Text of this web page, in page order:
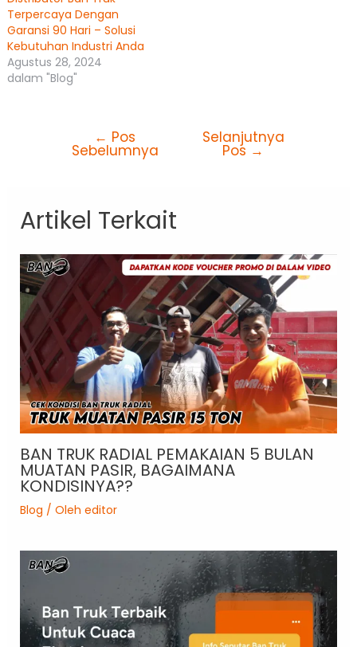
Terpercaya Dengan
Garansi 90 Hari – Solusi
Kebutuhan Industri Anda
Agustus 28, 2024
dalam "Blog"
← Pos
Sebelumnya
Selanjutnya
Pos →
Artikel Terkait
BAN TRUK RADIAL PEMAKAIAN 5 BULAN
MUATAN PASIR, BAGAIMANA
KONDISINYA??
Blog / Oleh editor